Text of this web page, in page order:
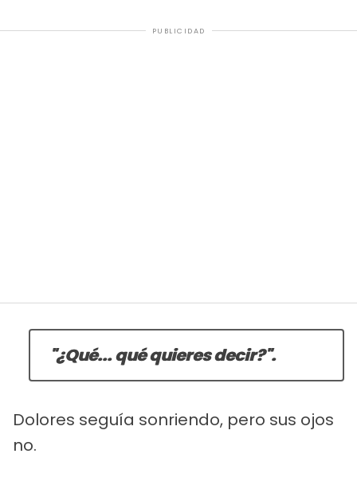
PUBLICIDAD
"¿Qué... qué quieres decir?".
Dolores seguía sonriendo, pero sus ojos
no.